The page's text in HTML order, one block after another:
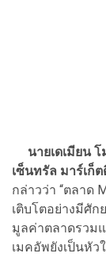
นายเดเมียน โ
เซ็นทรัล มาร์เก็
กล่าวว่า “ตลาด
เติบโตอย่างมีศัก
มูลค่าตลาดรวม
เมคอัพยังเป็นหั